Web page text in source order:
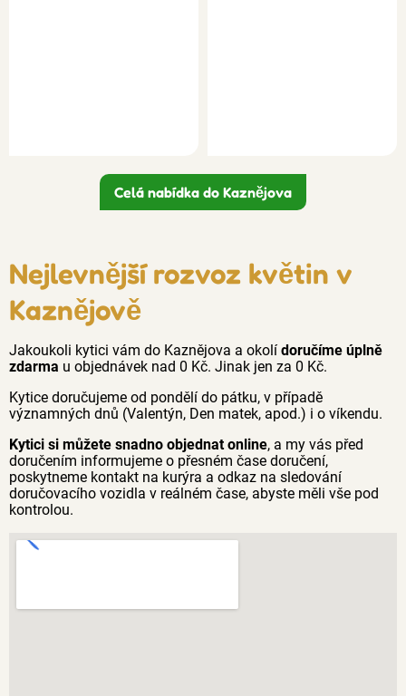
Celá nabídka do Kaznějova
Nejlevnější rozvoz květin v
Kaznějově
Jakoukoli kytici vám do Kaznějova a okolí doručíme úplně
zdarma u objednávek nad 0 Kč. Jinak jen za 0 Kč.
Kytice doručujeme od pondělí do pátku, v případě
významných dnů (Valentýn, Den matek, apod.) i o víkendu.
Kytici si můžete snadno objednat online, a my vás před
doručením informujeme o přesném čase doručení,
poskytneme kontakt na kurýra a odkaz na sledování
doručovacího vozidla v reálném čase, abyste měli vše pod
kontrolou.